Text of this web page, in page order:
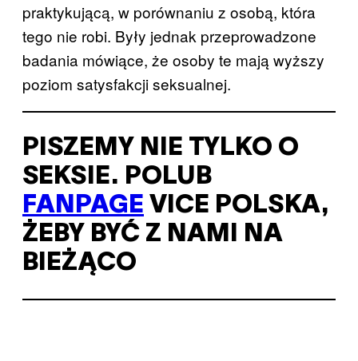
praktykującą, w porównaniu z osobą, która
tego nie robi. Były jednak przeprowadzone
badania mówiące, że osoby te mają wyższy
poziom satysfakcji seksualnej.
PISZEMY NIE TYLKO O
SEKSIE. POLUB
FANPAGE VICE POLSKA,
ŻEBY BYĆ Z NAMI NA
BIEŻĄCO